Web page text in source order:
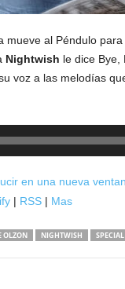
mueve al Péndulo
Nightwish le dice Bye,
voz a las melodías
en una nueva
| RSS| Mas
OLZON NIGHTWISH SPECIAL